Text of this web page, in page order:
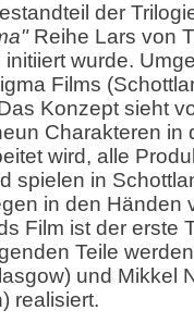
der
Reihe Lars von
wurde.
Films
Konzept sieht
Charakteren in
wird, alle
spielen in
in den Händen
Film ist der erste
Teile
und Mikkel
realisiert.